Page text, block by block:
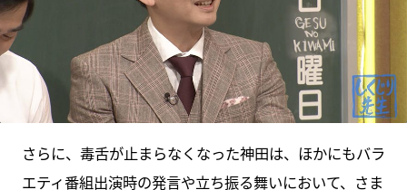
さらに、毒舌が止まらなくなった神田は、ほかにもバラ
エティ番組出演時の発言や立ち振る舞いにおいて、さま